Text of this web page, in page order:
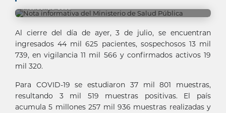
Presidencia Cuba
Al cierre del día de ayer, 3 de julio, se encuentran
ingresados 44 mil 625 pacientes, sospechosos 13 mil
739, en vigilancia 11 mil 566 y confirmados activos 19
mil 320.
Para COVID-19 se estudiaron 37 mil 801 muestras,
resultando 3 mil 519 muestras positivas. El país
acumula 5 millones 257 mil 936 muestras realizadas y